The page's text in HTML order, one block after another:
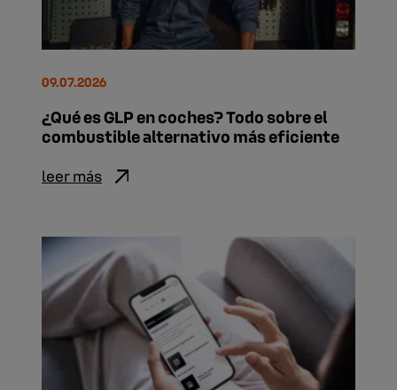
¿Qué es GLP en coches? Todo sobre el
combustible alternativo más eficiente
09.07.2026
leer más